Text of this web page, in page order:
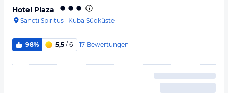
Hotel Plaza
Sancti Spiritus · Kuba Südküste
98% 5,5 / 6 17 Bewertungen